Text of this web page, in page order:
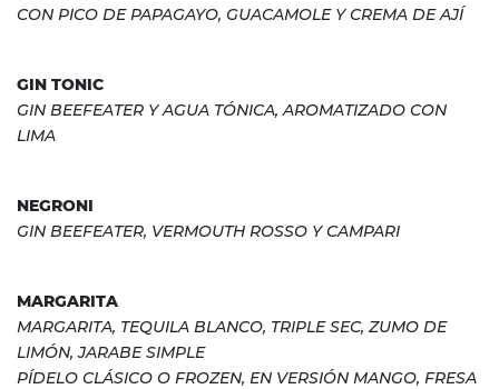
CON PICO DE PAPAGAYO, GUACAMOLE Y CREMA DE AJÍ
GIN TONIC
GIN BEEFEATER Y AGUA TÓNICA, AROMATIZADO CON
LIMA
NEGRONI
GIN BEEFEATER, VERMOUTH ROSSO Y CAMPARI
MARGARITA
MARGARITA, TEQUILA BLANCO, TRIPLE SEC, ZUMO DE
LIMÓN, JARABE SIMPLE
PÍDELO CLÁSICO O FROZEN, EN VERSIÓN MANGO, FRESA